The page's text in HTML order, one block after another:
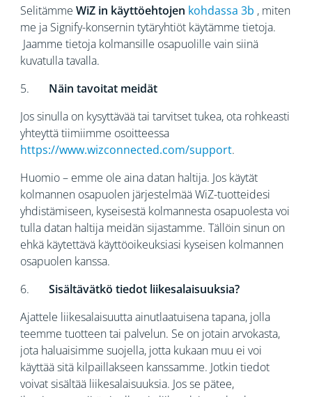
Selitämme WiZ in käyttöehtojen kohdassa 3b , miten
me ja Signify-konsernin tytäryhtiöt käytämme tietoja.
Jaamme tietoja kolmansille osapuolille vain siinä
kuvatulla tavalla.
5. Näin tavoitat meidät
Jos sinulla on kysyttävää tai tarvitset tukea, ota rohkeasti
yhteyttä tiimiimme osoitteessa
https://www.wizconnected.com/support.
Huomio – emme ole aina datan haltija. Jos käytät
kolmannen osapuolen järjestelmää WiZ-tuotteidesi
yhdistämiseen, kyseisestä kolmannesta osapuolesta voi
tulla datan haltija meidän sijastamme. Tällöin sinun on
ehkä käytettävä käyttöoikeuksiasi kyseisen kolmannen
osapuolen kanssa.
6. Sisältävätkö tiedot liikesalaisuuksia?
Ajattele liikesalaisuutta ainutlaatuisena tapana, jolla
teemme tuotteen tai palvelun. Se on jotain arvokasta,
jota haluaisimme suojella, jotta kukaan muu ei voi
käyttää sitä kilpaillakseen kanssamme. Jotkin tiedot
voivat sisältää liikesalaisuuksia. Jos se pätee,